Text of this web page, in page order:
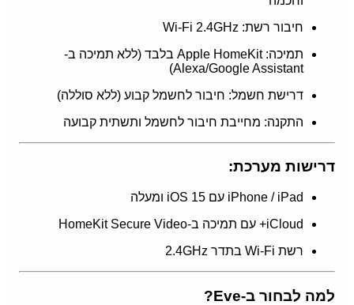
חיבור רשת: Wi-Fi 2.4GHz
תמיכה: Apple HomeKit בלבד (ללא תמיכה ב-
Alexa/Google Assistant)
דרישת חשמל: חיבור לחשמל קבוע (ללא סוללה)
התקנה: מחייבת חיבור לחשמל ותשתית קבועה
דרישות מערכת:
iPhone / iPad עם iOS 15 ומעלה
iCloud+ עם תמיכה ב-HomeKit Secure Video
רשת Wi-Fi בתדר 2.4GHz
למה לבחור ב-Eve?